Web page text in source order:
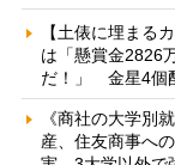
【土俵に埋まる
は「懸賞金2826
だ！」 金星4個
《商社の大学別
産、住友商事へ